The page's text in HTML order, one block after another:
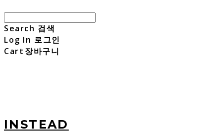
Search 검색
Log In 로그인
Cart 장바구니
INSTEAD